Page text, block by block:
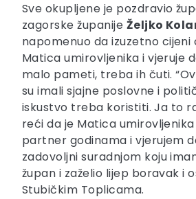
Sve okupljene je pozdravio
zagorske županije Željko
napomenuo da izuzetno cijeni
Matica umirovljenika i vjeruje
malo pameti, treba ih čuti.
su imali sjajne poslovne i
iskustvo treba koristiti. Ja to
reći da je Matica
partner godinama i vjerujem
zadovoljni suradnjom koju
župan i zaželio lijep boravak i
Stubičkim Toplicama.